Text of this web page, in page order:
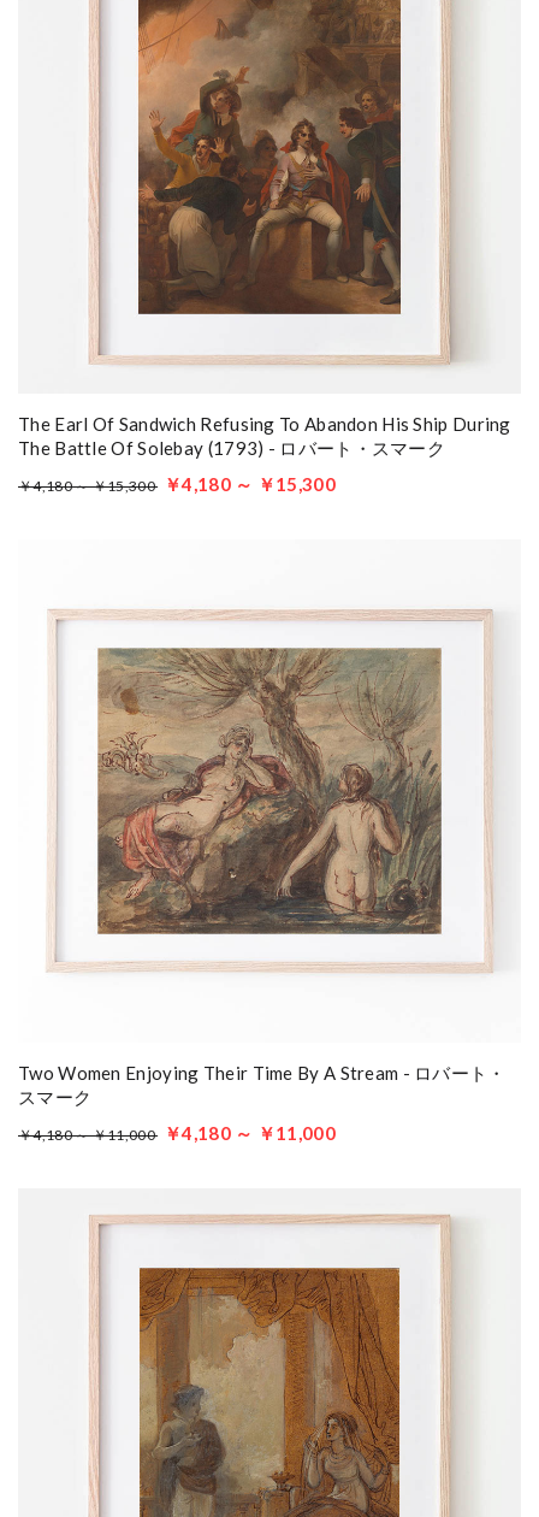
The Earl Of Sandwich Refusing To Abandon His Ship During
The Battle Of Solebay (1793) - ロバート・スマーク
￥4,180 ～ ￥15,300 ￥4,180 ～ ￥15,300
Two Women Enjoying Their Time By A Stream - ロバート・
スマーク
￥4,180 ～ ￥11,000 ￥4,180 ～ ￥11,000